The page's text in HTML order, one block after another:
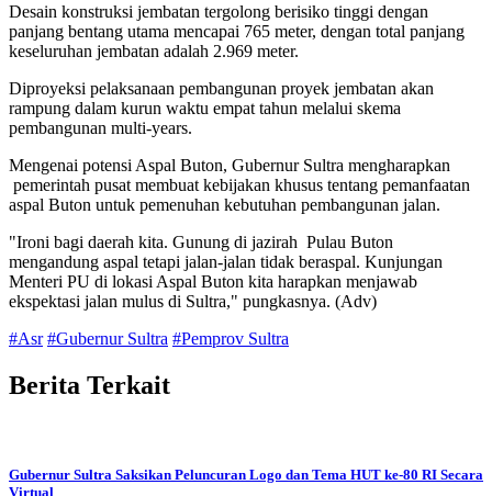
Desain konstruksi jembatan tergolong berisiko tinggi dengan
panjang bentang utama mencapai 765 meter, dengan total panjang
keseluruhan jembatan adalah 2.969 meter.
Diproyeksi pelaksanaan pembangunan proyek jembatan akan
rampung dalam kurun waktu empat tahun melalui skema
pembangunan multi-years.
Mengenai potensi Aspal Buton, Gubernur Sultra mengharapkan
pemerintah pusat membuat kebijakan khusus tentang pemanfaatan
aspal Buton untuk pemenuhan kebutuhan pembangunan jalan.
"Ironi bagi daerah kita. Gunung di jazirah Pulau Buton
mengandung aspal tetapi jalan-jalan tidak beraspal. Kunjungan
Menteri PU di lokasi Aspal Buton kita harapkan menjawab
ekspektasi jalan mulus di Sultra," pungkasnya. (Adv)
#Asr #Gubernur Sultra #Pemprov Sultra
Berita Terkait
Gubernur Sultra Saksikan Peluncuran Logo dan Tema HUT ke-80 RI Secara
Virtual